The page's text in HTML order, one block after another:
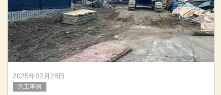
▼解体中▼
▼解体後▼
2025年02月28日
施工事例